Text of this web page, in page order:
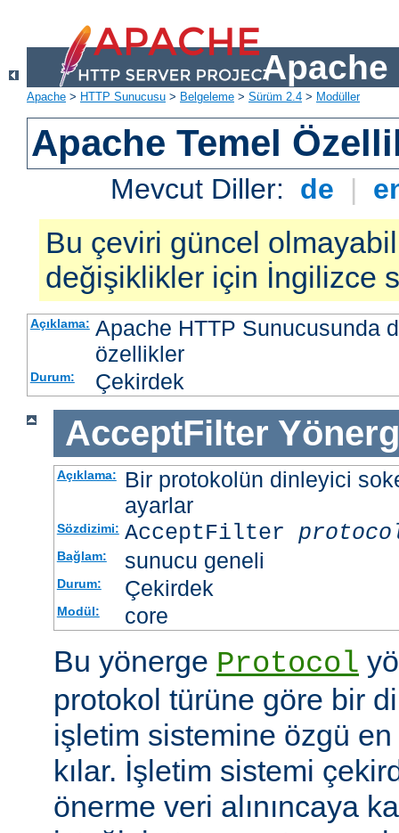
Apache
Apache > HTTP Sunucusu > Belgeleme > Sürüm 2.4 > Modüller
Apache Temel
Mevcut Diller: de |
Bu çeviri güncel
değişiklikler için İngilizce
Açıklama: Apache HTTP Sunucusunda
özellikler
Durum: Çekirdek
AcceptFilter
Açıklama:
Bir protokolün dinleyici
ayarlar
Sözdizimi: AcceptFilter
Bağlam: sunucu geneli
Durum: Çekirdek
Modül: core
Bu yönerge Protocol
protokol türüne göre bir
işletim sistemine özgü
kılar. İşletim sistemi
önerme veri alınıncaya